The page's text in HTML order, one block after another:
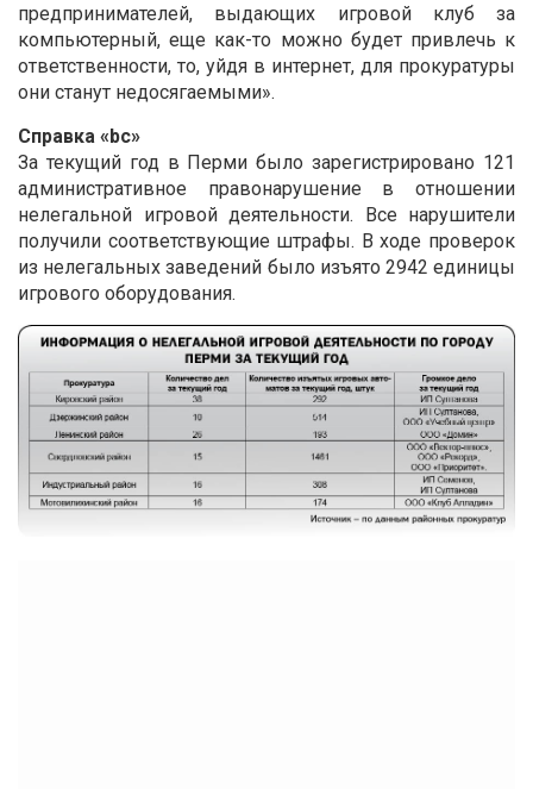
предпринимателей, выдающих игровой клуб за
компьютерный, еще как-то можно будет привлечь к
ответственности, то, уйдя в интернет, для прокуратуры
они станут недосягаемыми».
Справка «bc»
За текущий год в Перми было зарегистрировано 121
административное правонарушение в отношении
нелегальной игровой деятельности. Все нарушители
получили соответствующие штрафы. В ходе проверок
из нелегальных заведений было изъято 2942 единицы
игрового оборудования.